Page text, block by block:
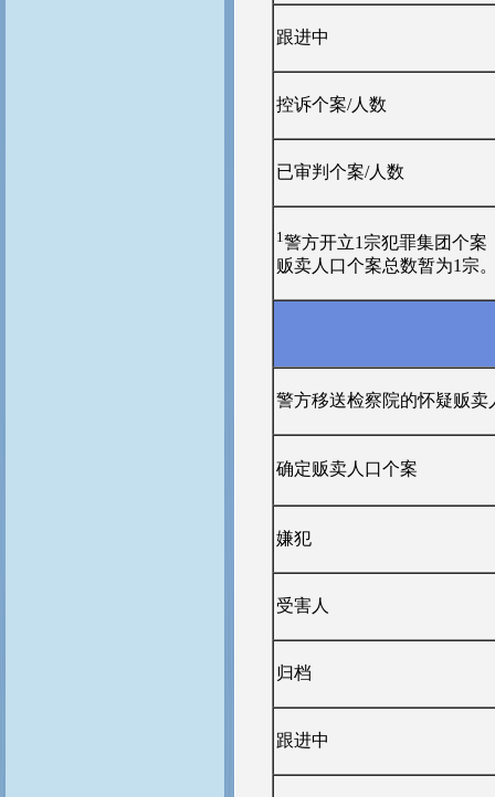
跟进中
控诉个案/人数
已审判个案/人数
1警方开立1宗犯罪集团个案
贩卖人口个案总数暂为1宗
警方移送检察院的怀疑贩卖
确定贩卖人口个案
嫌犯
受害人
归档
跟进中